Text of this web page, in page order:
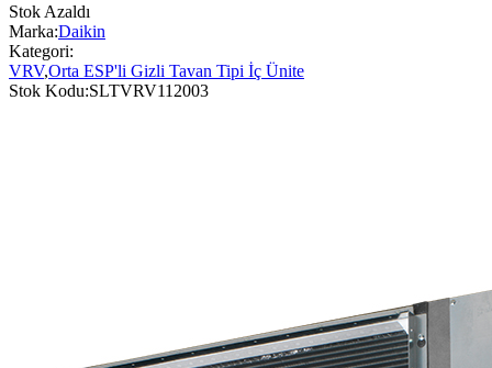
Stok Azaldı
Marka:Daikin
Kategori:
VRV,Orta ESP'li Gizli Tavan Tipi İç Ünite
Stok Kodu:SLTVRV112003